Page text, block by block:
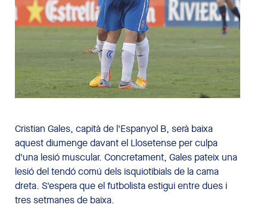
Cristian Gales, capità de l'Espanyol B, serà baixa
aquest diumenge davant el Llosetense per culpa
d'una lesió muscular. Concretament, Gales pateix una
lesió del tendó comú dels isquiotibials de la cama
dreta. S'espera que el futbolista estigui entre dues i
tres setmanes de baixa.